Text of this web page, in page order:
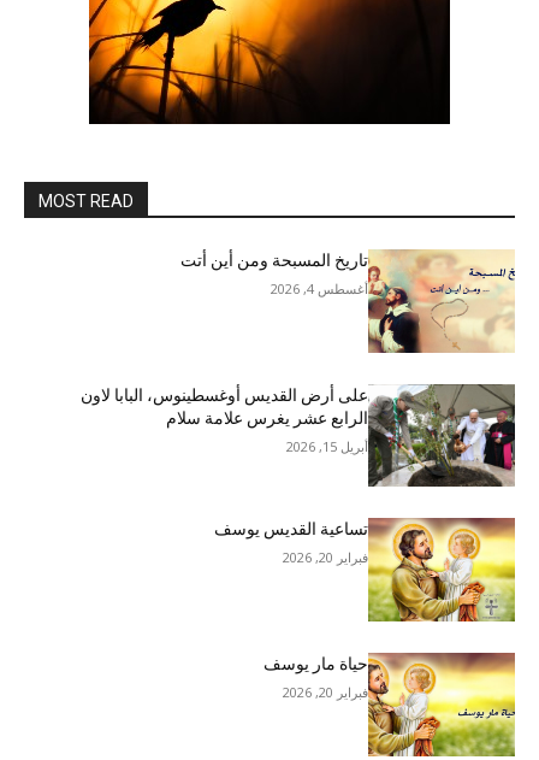
MOST READ
تاريخ المسبحة ومن أين أتت
أغسطس 4, 2026
على أرض القديس أوغسطينوس، البابا لاون
الرابع عشر يغرس علامة سلام
أبريل 15, 2026
تساعية القديس يوسف
فبراير 20, 2026
حياة مار يوسف
فبراير 20, 2026